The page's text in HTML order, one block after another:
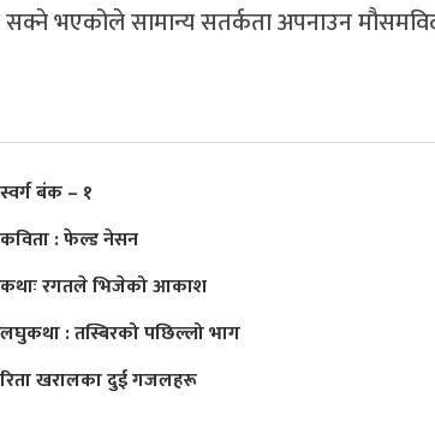
भएकोले सामान्य सतर्कता अपनाउन
स्वर्ग बंक – १
कविता : फेल्ड नेसन
कथाः रगतले भिजेको आकाश
लघुकथा : तस्बिरको पछिल्लो भाग
रिता खरालका दुई गजलहरू